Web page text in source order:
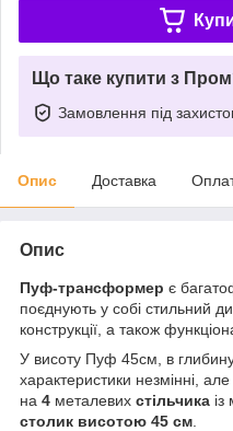
Що таке купити з
Замовлення під
Опис Доставка
Опис
Пуф-трансформер є
поєднують у собі стильний
конструкції, а також
У висоту Пуф 45см, в
характеристики незмінні,
на 4 металевих стільчика
столик висотою 45 см